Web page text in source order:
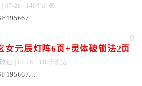
| 07-26 | 146个浏览
0
女元辰灯阵6页+灵体破锁法2页
运 | 07-26 | 138个浏览